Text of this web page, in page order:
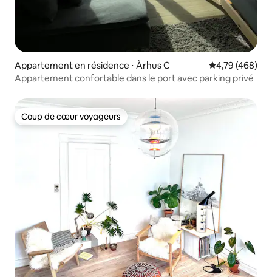
Appartement en résidence ⋅ Århus C Évaluation
4,79 (468)
Appartement confortable dans le port avec parking privé
Coup de cœur voyageurs
Coup de cœur voyageurs